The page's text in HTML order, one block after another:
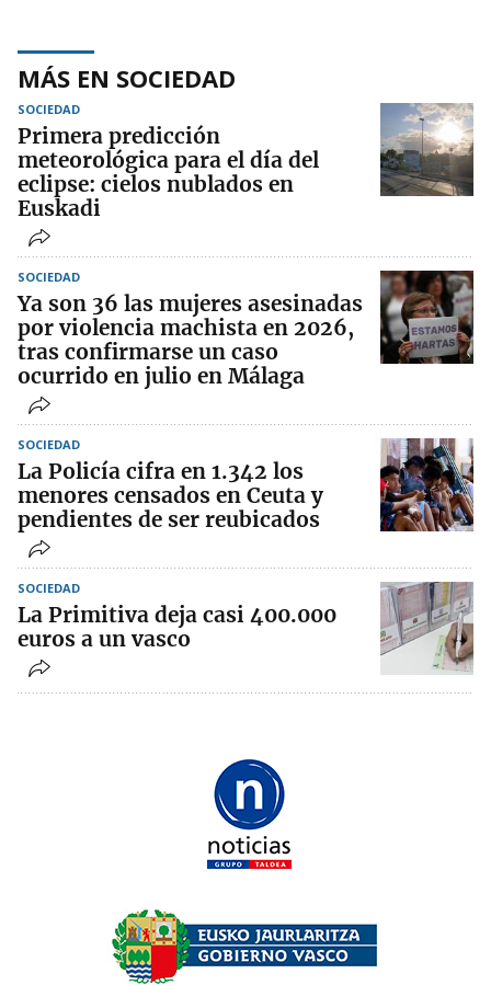
MÁS EN SOCIEDAD
SOCIEDAD
Primera predicción
meteorológica para el día del
eclipse: cielos nublados en
Euskadi
SOCIEDAD
Ya son 36 las mujeres asesinadas
por violencia machista en 2026,
tras confirmarse un caso
ocurrido en julio en Málaga
SOCIEDAD
La Policía cifra en 1.342 los
menores censados en Ceuta y
pendientes de ser reubicados
SOCIEDAD
La Primitiva deja casi 400.000
euros a un vasco